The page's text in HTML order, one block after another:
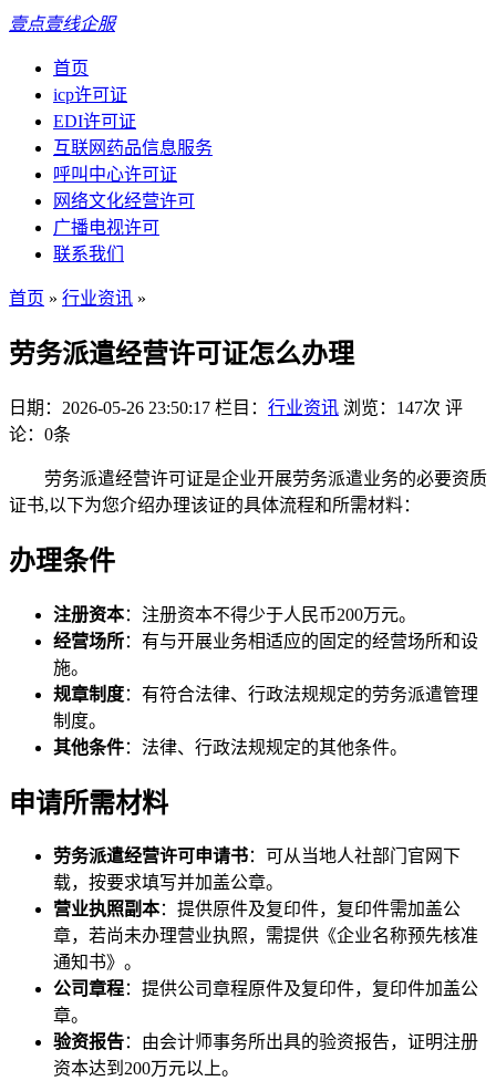
壹点壹线企服
首页
icp许可证
EDI许可证
互联网药品信息服务
呼叫中心许可证
网络文化经营许可
广播电视许可
联系我们
首页 » 行业资讯 »
劳务派遣经营许可证怎么办理
日期：2026-05-26 23:50:17 栏目： 行业资讯 浏览：147次 评
论：0条
劳务派遣经营许可证是企业开展劳务派遣业务的必要资质
证书,以下为您介绍办理该证的具体流程和所需材料：
办理条件
注册资本：注册资本不得少于人民币200万元。
经营场所：有与开展业务相适应的固定的经营场所和设
施。
规章制度：有符合法律、行政法规规定的劳务派遣管理
制度。
其他条件：法律、行政法规规定的其他条件。
申请所需材料
劳务派遣经营许可申请书：可从当地人社部门官网下
载，按要求填写并加盖公章。
营业执照副本：提供原件及复印件，复印件需加盖公
章，若尚未办理营业执照，需提供《企业名称预先核准
通知书》。
公司章程：提供公司章程原件及复印件，复印件加盖公
章。
验资报告：由会计师事务所出具的验资报告，证明注册
资本达到200万元以上。